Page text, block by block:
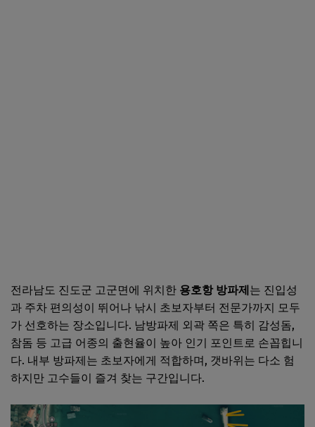
전라남도 진도군 고군면에 위치한 용호항 방파제는 진입성
과 주차 편의성이 뛰어나 낚시 초보자부터 전문가까지 모두
가 선호하는 장소입니다. 남방파제 외곽 쪽은 특히 감성돔,
참돔 등 고급 어종의 출현율이 높아 인기 포인트로 손꼽힙니
다. 내부 방파제는 초보자에게 적합하며, 갯바위는 다소 험
하지만 고수들이 즐겨 찾는 구간입니다.